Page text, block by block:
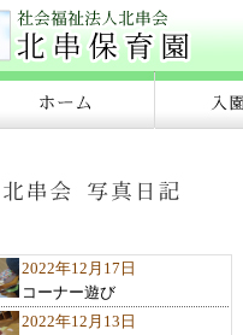
2022年12月17日
コーナー遊び
2022年12月13日